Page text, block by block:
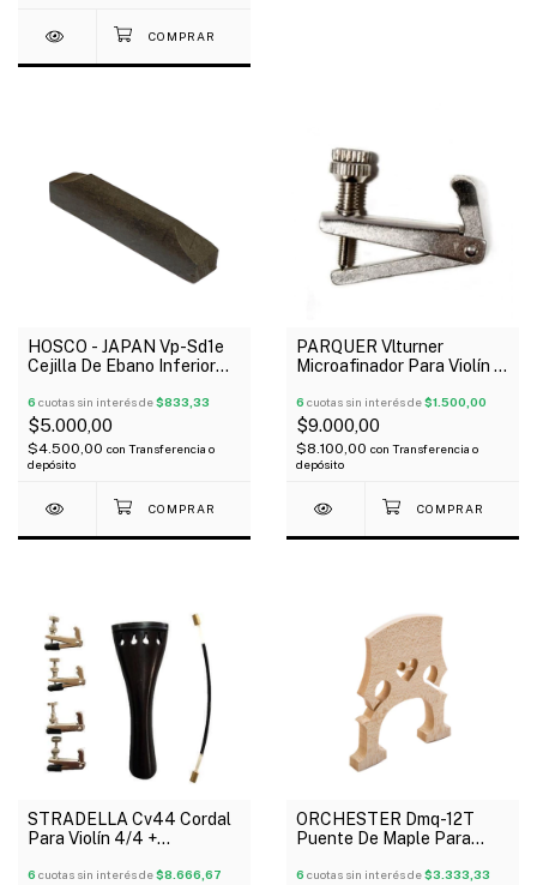
HOSCO - JAPAN Vp-Sd1e
Cejilla De Ebano Inferior
6 cuotas sin interés de$833,33
$5.000,00
$4.500,00 con Transferencia o
depósito
PARQUER Vlturner
Microafinador Para Violín X
6 cuotas sin interés de$1.500,00
$9.000,00
$8.100,00 con Transferencia o
depósito
STRADELLA Cv44 Cordal
Para Violín 4/4 +
6 cuotas sin interés de$8.666,67
ORCHESTER Dmq-12T
Puente De Maple Para
6 cuotas sin interés de$3.333,33